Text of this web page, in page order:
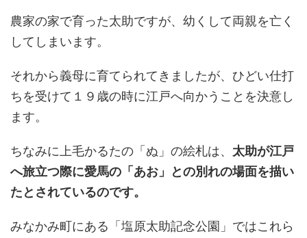
農家の家で育った太助ですが、幼くして両親を亡く
してしまいます。
それから義母に育てられてきましたが、ひどい仕打
ちを受けて１９歳の時に江戸へ向かうことを決意し
ます。
ちなみに上毛かるたの「ぬ」の絵札は、 太助が江戸
へ旅立つ際に愛馬の「あお」との別れの場面を描い
たとされているのです。
みなかみ町にある「塩原太助記念公園」ではこれら